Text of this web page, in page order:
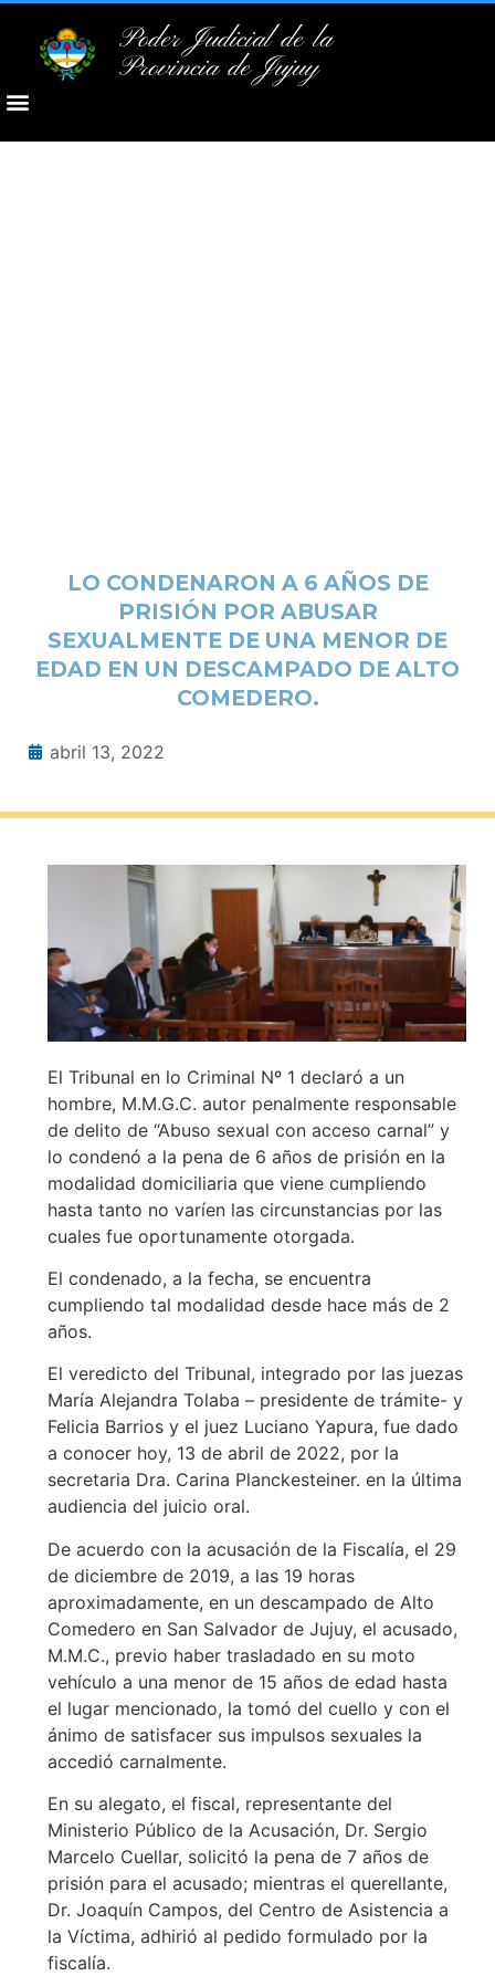
Poder Judicial de la
Provincia de Jujuy
LO CONDENARON A 6 AÑOS DE
PRISIÓN POR ABUSAR
SEXUALMENTE DE UNA MENOR DE
EDAD EN UN DESCAMPADO DE ALTO
COMEDERO.
abril 13, 2022
El Tribunal en lo Criminal Nº 1 declaró a un
hombre, M.M.G.C. autor penalmente responsable
de delito de “Abuso sexual con acceso carnal” y
lo condenó a la pena de 6 años de prisión en la
modalidad domiciliaria que viene cumpliendo
hasta tanto no varíen las circunstancias por las
cuales fue oportunamente otorgada.
El condenado, a la fecha, se encuentra
cumpliendo tal modalidad desde hace más de 2
años.
El veredicto del Tribunal, integrado por las juezas
María Alejandra Tolaba – presidente de trámite- y
Felicia Barrios y el juez Luciano Yapura, fue dado
a conocer hoy, 13 de abril de 2022, por la
secretaria Dra. Carina Planckesteiner. en la última
audiencia del juicio oral.
De acuerdo con la acusación de la Fiscalía, el 29
de diciembre de 2019, a las 19 horas
aproximadamente, en un descampado de Alto
Comedero en San Salvador de Jujuy, el acusado,
M.M.C., previo haber trasladado en su moto
vehículo a una menor de 15 años de edad hasta
el lugar mencionado, la tomó del cuello y con el
ánimo de satisfacer sus impulsos sexuales la
accedió carnalmente.
En su alegato, el fiscal, representante del
Ministerio Público de la Acusación, Dr. Sergio
Marcelo Cuellar, solicitó la pena de 7 años de
prisión para el acusado; mientras el querellante,
Dr. Joaquín Campos, del Centro de Asistencia a
la Víctima, adhirió al pedido formulado por la
fiscalía.